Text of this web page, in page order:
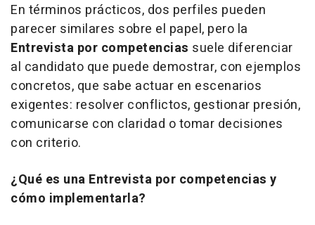
En términos prácticos, dos perfiles pueden
parecer similares sobre el papel, pero la
Entrevista por competencias suele diferenciar
al candidato que puede demostrar, con ejemplos
concretos, que sabe actuar en escenarios
exigentes: resolver conflictos, gestionar presión,
comunicarse con claridad o tomar decisiones
con criterio.
¿Qué es una Entrevista por competencias y
cómo implementarla?